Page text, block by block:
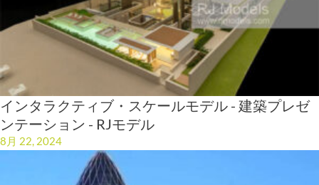
インタラクティブ・スケールモデル - 建築プレゼ
ンテーション - RJモデル
8月 22, 2024